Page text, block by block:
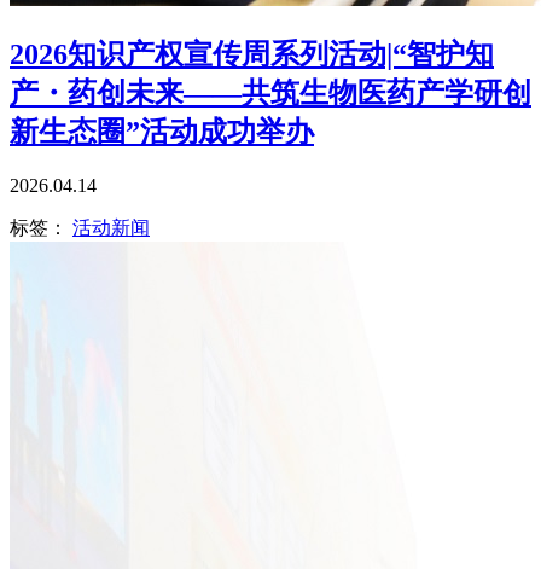
2026知识产权宣传周系列活动|“智护知
产・药创未来——共筑生物医药产学研创
新生态圈”活动成功举办
2026.04.14
标签： 活动新闻